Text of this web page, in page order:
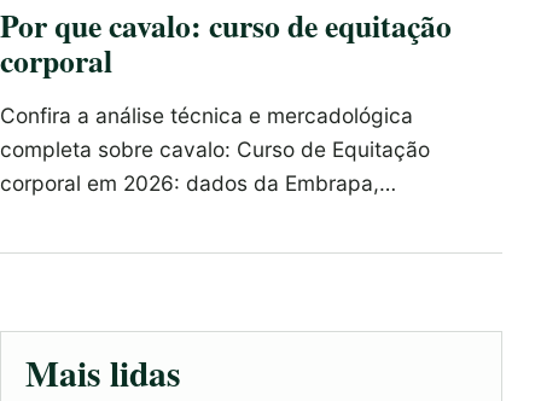
Por que cavalo: curso de equitação
corporal
Confira a análise técnica e mercadológica
completa sobre cavalo: Curso de Equitação
corporal em 2026: dados da Embrapa,…
Mais lidas